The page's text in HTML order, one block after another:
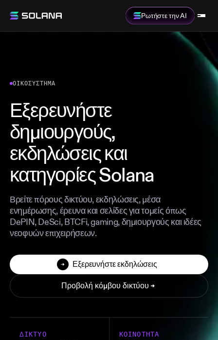
Ρωτήστε την AI
ΟΙΚΟΣΎΣΤΗΜΑ
Εξερευνήστε
δημιουργούς,
εκδηλώσεις και
κατηγορίες Solana
Βρείτε πόρους δικτύου, εκδηλώσεις, μέσα
ενημέρωσης, έρευνα και σελίδες για τομείς όπως
DePIN, DeSci, BTCFi, gaming, δημιουργούς και ιδέες
νεοφυών επιχειρήσεων.
Εξερευνήστε εκδηλώσεις
Προβολή κόμβου δικτύου
ΔΊΚΤΥΟ ΚΟΙΝΌΤΗΤΑ